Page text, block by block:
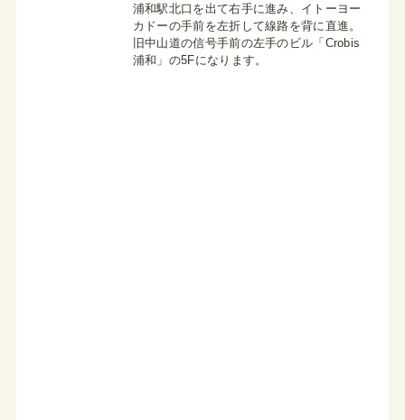
浦和駅北口を出て右手に進み、イトーヨー
カドーの手前を左折して線路を背に直進。
旧中山道の信号手前の左手のビル「Crobis
浦和」の5Fになります。